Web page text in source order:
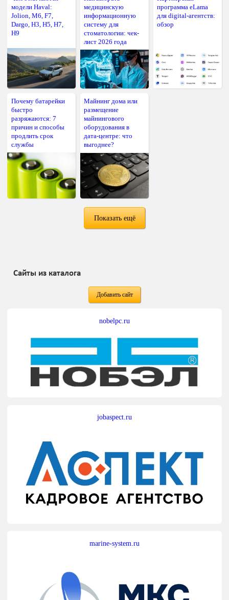
модели Haval:
Jolion, M6, F7,
Dargo, H3, H5, H7,
H9
медицинскую
информационную
систему для
стоматологии: чек-
лист 2026 года
программа eLama
для digital-агентств:
обзор
Почему батарейки
быстро
разряжаются: 7
причин и способы
продлить срок
службы
Майнинг дома или
размещение
майнингового
оборудования в
дата-центре: что
выгоднее?
Показать ещё
Сайты из каталога
Добавить сайт
nobelpc.ru
jobaspect.ru
marine-system.ru